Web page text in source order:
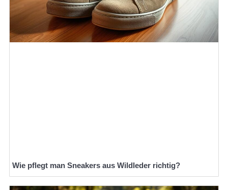
Wie pflegt man Sneakers aus Wildleder richtig?